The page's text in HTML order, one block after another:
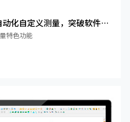
化自定义测量，突破软件限
特色功能